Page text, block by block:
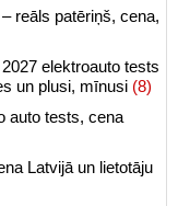
reāls patēriņš, cena,
elektroauto tests
un plusi, mīnusi (8)
auto tests, cena
Latvijā un lietotāju